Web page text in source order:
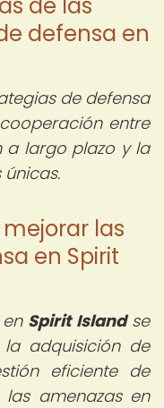
defensa en
de defensa
entre
a largo plazo y la
las
en Spirit
Spirit Islandse
adquisición de
eficiente de
amenazas en